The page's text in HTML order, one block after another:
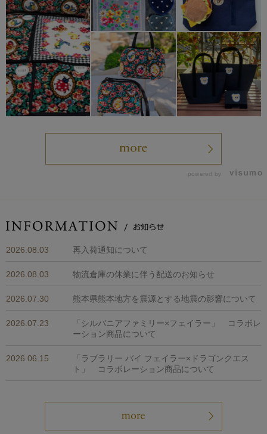
powered by
2026.08.03 再入荷通知について
2026.08.03 物流倉庫の休業に伴う配送のお知らせ
2026.07.30 熊本県熊本地方を震源とする地震の影響について
2026.07.23
「シルバニアファミリー×フェイラー」 コラボレ
ーション商品について
2026.06.15
「ラブラリー バイ フェイラー×ドラゴンクエス
ト」 コラボレーション商品について